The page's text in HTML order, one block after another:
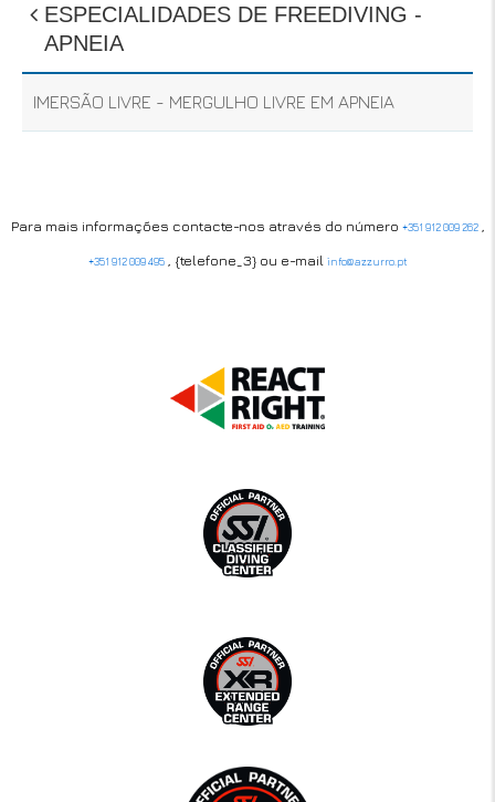
ESPECIALIDADES DE FREEDIVING -
APNEIA
IMERSÃO LIVRE - MERGULHO LIVRE EM APNEIA
Para mais informações contacte-nos através do número +351 912 009 262,
+351 912 009 495, {telefone_3} ou e-mail info@azzurro.pt